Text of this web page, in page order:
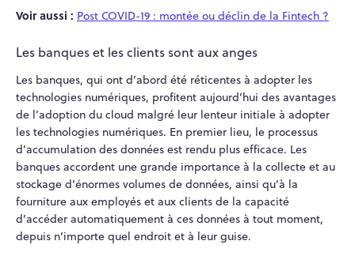
Voir aussi : Post COVID-19 : montée ou déclin de la Fintech ?
Les banques et les clients sont aux anges
Les banques, qui ont d’abord été réticentes à adopter les
technologies numériques, profitent aujourd’hui des avantages
de l’adoption du cloud malgré leur lenteur initiale à adopter
les technologies numériques. En premier lieu, le processus
d’accumulation des données est rendu plus efficace. Les
banques accordent une grande importance à la collecte et au
stockage d’énormes volumes de données, ainsi qu’à la
fourniture aux employés et aux clients de la capacité
d’accéder automatiquement à ces données à tout moment,
depuis n’importe quel endroit et à leur guise.